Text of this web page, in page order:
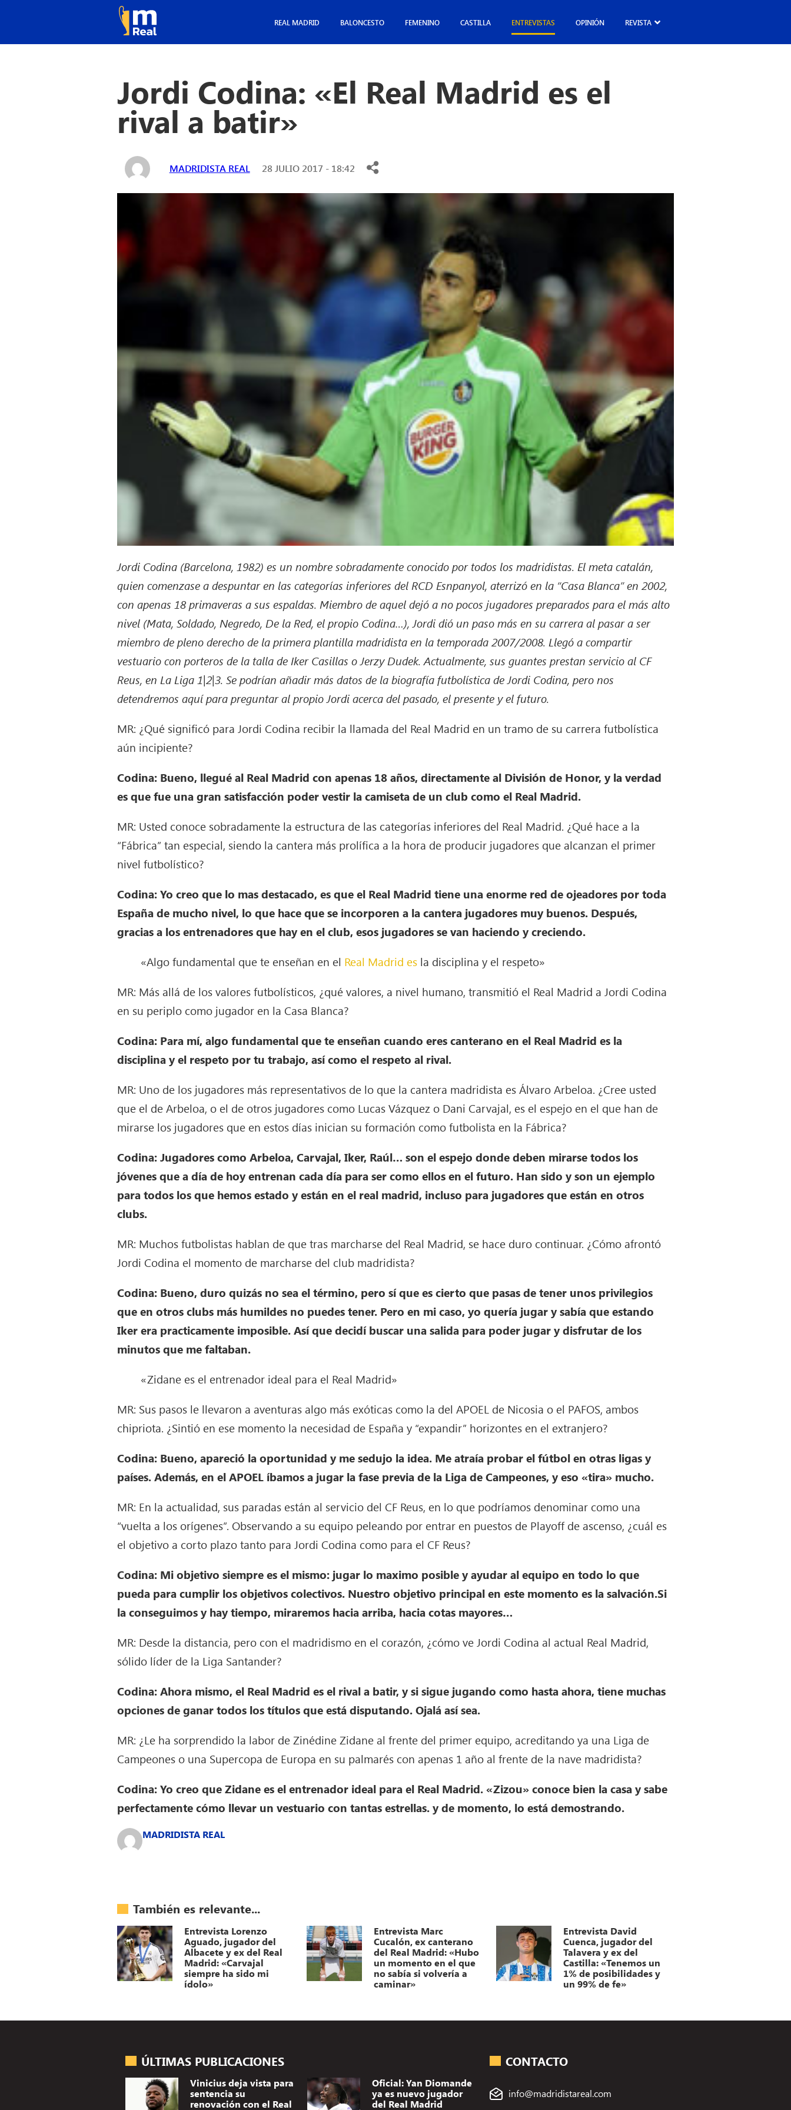
REAL MADRID BALONCESTO FEMENINO CASTILLA ENTREVISTAS OPINIÓN REVISTA
Jordi Codina: «El Real Madrid es el
rival a batir»
MADRIDISTA REAL 28 JULIO 2017 - 18:42
Jordi Codina (Barcelona, 1982) es un nombre sobradamente conocido por todos los madridistas. El meta catalán,
quien comenzase a despuntar en las categorías inferiores del RCD Esnpanyol, aterrizó en la “Casa Blanca” en 2002,
con apenas 18 primaveras a sus espaldas. Miembro de aquel dejó a no pocos jugadores preparados para el más alto
nivel (Mata, Soldado, Negredo, De la Red, el propio Codina…), Jordi dió un paso más en su carrera al pasar a ser
miembro de pleno derecho de la primera plantilla madridista en la temporada 2007/2008. Llegó a compartir
vestuario con porteros de la talla de Iker Casillas o Jerzy Dudek. Actualmente, sus guantes prestan servicio al CF
Reus, en La Liga 1|2|3. Se podrían añadir más datos de la biografía futbolística de Jordi Codina, pero nos
detendremos aquí para preguntar al propio Jordi acerca del pasado, el presente y el futuro.
MR: ¿Qué significó para Jordi Codina recibir la llamada del Real Madrid en un tramo de su carrera futbolística
aún incipiente?
Codina: Bueno, llegué al Real Madrid con apenas 18 años, directamente al División de Honor, y la verdad
es que fue una gran satisfacción poder vestir la camiseta de un club como el Real Madrid.
MR: Usted conoce sobradamente la estructura de las categorías inferiores del Real Madrid. ¿Qué hace a la
“Fábrica” tan especial, siendo la cantera más prolífica a la hora de producir jugadores que alcanzan el primer
nivel futbolístico?
Codina: Yo creo que lo mas destacado, es que el Real Madrid tiene una enorme red de ojeadores por toda
España de mucho nivel, lo que hace que se incorporen a la cantera jugadores muy buenos. Después,
gracias a los entrenadores que hay en el club, esos jugadores se van haciendo y creciendo.
«Algo fundamental que te enseñan en el Real Madrid es la disciplina y el respeto»
MR: Más allá de los valores futbolísticos, ¿qué valores, a nivel humano, transmitió el Real Madrid a Jordi Codina
en su periplo como jugador en la Casa Blanca?
Codina: Para mí, algo fundamental que te enseñan cuando eres canterano en el Real Madrid es la
disciplina y el respeto por tu trabajo, así como el respeto al rival.
MR: Uno de los jugadores más representativos de lo que la cantera madridista es Álvaro Arbeloa. ¿Cree usted
que el de Arbeloa, o el de otros jugadores como Lucas Vázquez o Dani Carvajal, es el espejo en el que han de
mirarse los jugadores que en estos días inician su formación como futbolista en la Fábrica?
Codina: Jugadores como Arbeloa, Carvajal, Iker, Raúl… son el espejo donde deben mirarse todos los
jóvenes que a día de hoy entrenan cada día para ser como ellos en el futuro. Han sido y son un ejemplo
para todos los que hemos estado y están en el real madrid, incluso para jugadores que están en otros
clubs.
MR: Muchos futbolistas hablan de que tras marcharse del Real Madrid, se hace duro continuar. ¿Cómo afrontó
Jordi Codina el momento de marcharse del club madridista?
Codina: Bueno, duro quizás no sea el término, pero sí que es cierto que pasas de tener unos privilegios
que en otros clubs más humildes no puedes tener. Pero en mi caso, yo quería jugar y sabía que estando
Iker era practicamente imposible. Así que decidí buscar una salida para poder jugar y disfrutar de los
minutos que me faltaban.
«Zidane es el entrenador ideal para el Real Madrid»
MR: Sus pasos le llevaron a aventuras algo más exóticas como la del APOEL de Nicosia o el PAFOS, ambos
chipriota. ¿Sintió en ese momento la necesidad de España y “expandir” horizontes en el extranjero?
Codina: Bueno, apareció la oportunidad y me sedujo la idea. Me atraía probar el fútbol en otras ligas y
países. Además, en el APOEL íbamos a jugar la fase previa de la Liga de Campeones, y eso «tira» mucho.
MR: En la actualidad, sus paradas están al servicio del CF Reus, en lo que podríamos denominar como una
“vuelta a los orígenes”. Observando a su equipo peleando por entrar en puestos de Playoff de ascenso, ¿cuál es
el objetivo a corto plazo tanto para Jordi Codina como para el CF Reus?
Codina: Mi objetivo siempre es el mismo: jugar lo maximo posible y ayudar al equipo en todo lo que
pueda para cumplir los objetivos colectivos. Nuestro objetivo principal en este momento es la salvación.Si
la conseguimos y hay tiempo, miraremos hacia arriba, hacia cotas mayores…
MR: Desde la distancia, pero con el madridismo en el corazón, ¿cómo ve Jordi Codina al actual Real Madrid,
sólido líder de la Liga Santander?
Codina: Ahora mismo, el Real Madrid es el rival a batir, y si sigue jugando como hasta ahora, tiene muchas
opciones de ganar todos los títulos que está disputando. Ojalá así sea.
MR: ¿Le ha sorprendido la labor de Zinédine Zidane al frente del primer equipo, acreditando ya una Liga de
Campeones o una Supercopa de Europa en su palmarés con apenas 1 año al frente de la nave madridista?
Codina: Yo creo que Zidane es el entrenador ideal para el Real Madrid. «Zizou» conoce bien la casa y sabe
perfectamente cómo llevar un vestuario con tantas estrellas. y de momento, lo está demostrando.
MADRIDISTA REAL
También es relevante...
Entrevista Lorenzo
Aguado, jugador del
Albacete y ex del Real
Madrid: «Carvajal
siempre ha sido mi
ídolo»
Entrevista Marc
Cucalón, ex canterano
del Real Madrid: «Hubo
un momento en el que
no sabía si volvería a
caminar»
Entrevista David
Cuenca, jugador del
Talavera y ex del
Castilla: «Tenemos un
1% de posibilidades y
un 99% de fe»
ÚLTIMAS PUBLICACIONES
Vinicius deja vista para
sentencia su
renovación con el Real
Oficial: Yan Diomande
ya es nuevo jugador
del Real Madrid
CONTACTO
info@madridistareal.com